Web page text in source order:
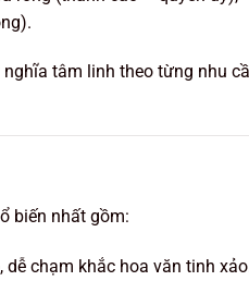
tâm linh theo từng nhu
biến nhất gồm:
chạm khắc hoa văn tinh